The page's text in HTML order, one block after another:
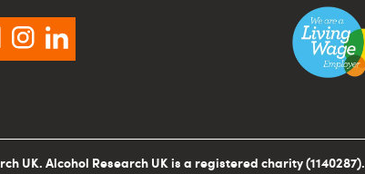
facebook
instagram
linkedin
UK. Alcohol Research UK is a registered charity (1140287).